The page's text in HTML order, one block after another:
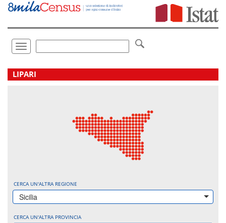
Vai
direttamente
Toggle
navigation
LIPARI
CERCA UN'ALTRA REGIONE
Sicilia
CERCA UN'ALTRA PROVINCIA